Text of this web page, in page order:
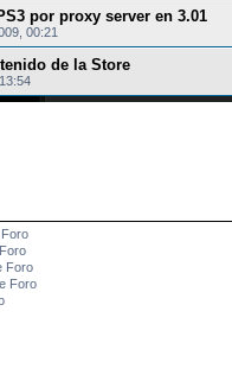
por proxy server en 3.01
00:21
de la Store
Foro
Foro